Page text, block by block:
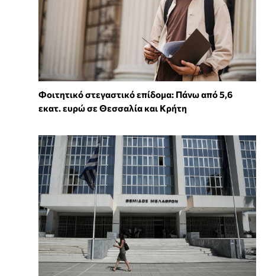
Φοιτητικό στεγαστικό επίδομα: Πάνω από 5,6
εκατ. ευρώ σε Θεσσαλία και Κρήτη